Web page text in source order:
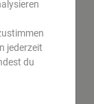
jederzeit
du